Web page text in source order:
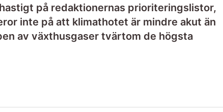
på redaktionernas prioriteringslistor,
inte på att klimathotet är mindre akut än
av växthusgaser tvärtom de högsta